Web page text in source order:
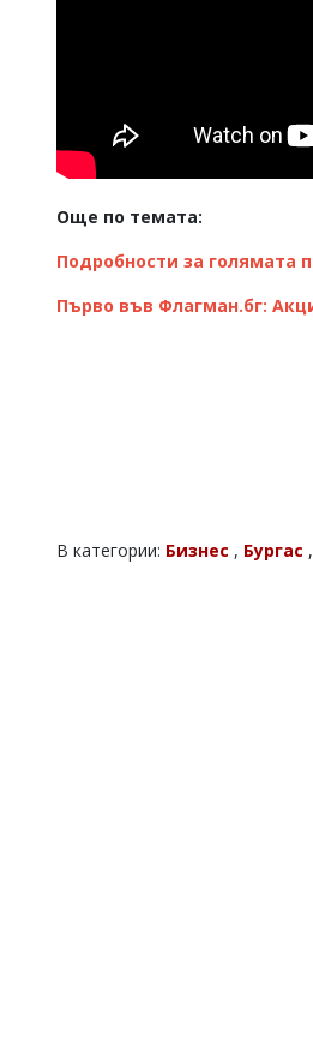
Още по темата:
Подробности за голямата
Първо във Флагман.бг:
В категории: Бизнес , Бургас ,